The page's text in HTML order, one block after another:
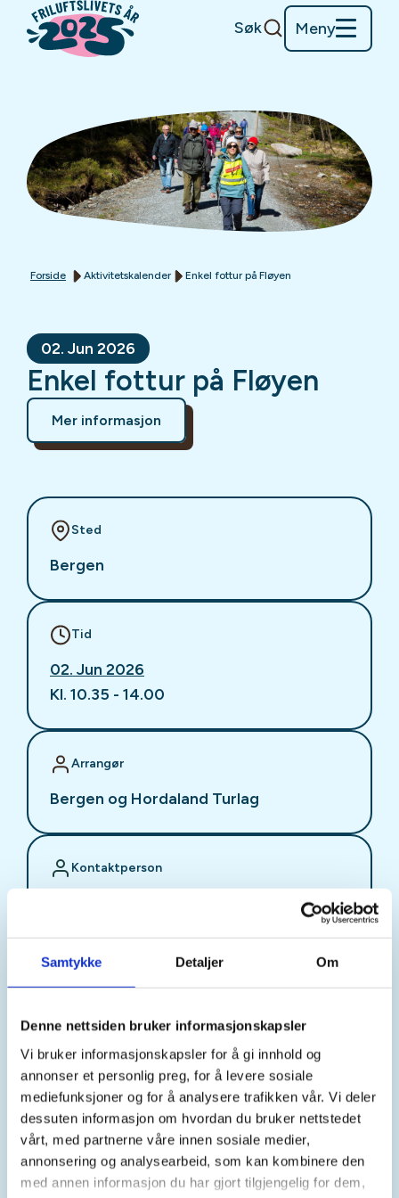
Samtykke Detaljer Om
Denne nettsiden bruker informasjonskapsler
Vi bruker informasjonskapsler for å gi innhold og
annonser et personlig preg, for å levere sosiale
mediefunksjoner og for å analysere trafikken vår. Vi deler
dessuten informasjon om hvordan du bruker nettstedet
vårt, med partnerne våre innen sosiale medier,
annonsering og analysearbeid, som kan kombinere den
med annen informasjon du har gjort tilgjengelig for dem,
Søk Meny
Forside Aktivitetskalender Enkel fottur på Fløyen
02. Jun 2026
Enkel fottur på Fløyen
Mer informasjon
Sted
Bergen
Tid
02. Jun 2026
Kl. 10.35 - 14.00
Arrangør
Bergen og Hordaland Turlag
Kontaktperson
bht@dnt.no
et turtilbud som består av enkle turer på dagtid
vekt på et sosialt og inkluderende fellesskap.
Turbeskrivelse:På tirsdager går vi tur på Fløyen.
Turene går hver tirsdag bortsett fra i ferier og på
offentlige høytidsdager. Turene varer i ca. 2-3
timer, og går hovedsakelig på grusvei og kan hende
noe i terreng. Det er mange veier og stier å velge